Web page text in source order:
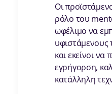
Οι
ρόλο του
ωφέλιμο να
υφιστάμενους
και εκείνοι
εγρήγορση,
κατάλληλη